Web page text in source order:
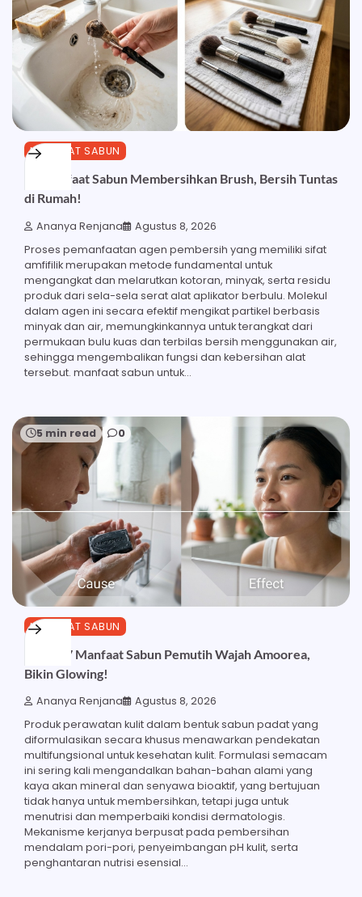
MANFAAT SABUN
23 Manfaat Sabun Membersihkan Brush, Bersih Tuntas
di Rumah!
Ananya Renjana Agustus 8, 2026
Proses pemanfaatan agen pembersih yang memiliki sifat
amfifilik merupakan metode fundamental untuk
mengangkat dan melarutkan kotoran, minyak, serta residu
produk dari sela-sela serat alat aplikator berbulu. Molekul
dalam agen ini secara efektif mengikat partikel berbasis
minyak dan air, memungkinkannya untuk terangkat dari
permukaan bulu kuas dan terbilas bersih menggunakan air,
sehingga mengembalikan fungsi dan kebersihan alat
tersebut. manfaat sabun untuk…
5 min read 0
MANFAAT SABUN
Inilah 17 Manfaat Sabun Pemutih Wajah Amoorea,
Bikin Glowing!
Ananya Renjana Agustus 8, 2026
Produk perawatan kulit dalam bentuk sabun padat yang
diformulasikan secara khusus menawarkan pendekatan
multifungsional untuk kesehatan kulit. Formulasi semacam
ini sering kali mengandalkan bahan-bahan alami yang
kaya akan mineral dan senyawa bioaktif, yang bertujuan
tidak hanya untuk membersihkan, tetapi juga untuk
menutrisi dan memperbaiki kondisi dermatologis.
Mekanisme kerjanya berpusat pada pembersihan
mendalam pori-pori, penyeimbangan pH kulit, serta
penghantaran nutrisi esensial…